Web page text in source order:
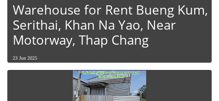
Warehouse for Rent Bueng Kum,
Serithai, Khan Na Yao, Near
Motorway, Thap Chang
23 Jun 2025